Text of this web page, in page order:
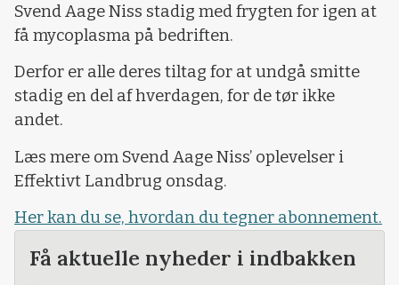
Svend Aage Niss stadig med frygten for igen at
få mycoplasma på bedriften.
Derfor er alle deres tiltag for at undgå smitte
stadig en del af hverdagen, for de tør ikke
andet.
Læs mere om Svend Aage Niss’ oplevelser i
Effektivt Landbrug onsdag.
Her kan du se, hvordan du tegner abonnement.
Få aktuelle nyheder i indbakken